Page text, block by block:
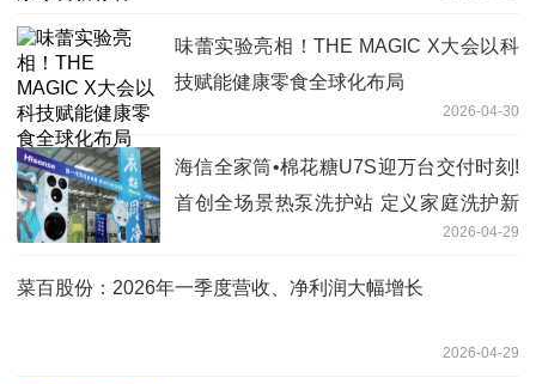
味蕾实验亮相！THE MAGIC X大会以科
技赋能健康零食全球化布局
2026-04-30
海信全家筒•棉花糖U7S迎万台交付时刻!
首创全场景热泵洗护站 定义家庭洗护新
2026-04-29
菜百股份：2026年一季度营收、净利润大幅增长
2026-04-29